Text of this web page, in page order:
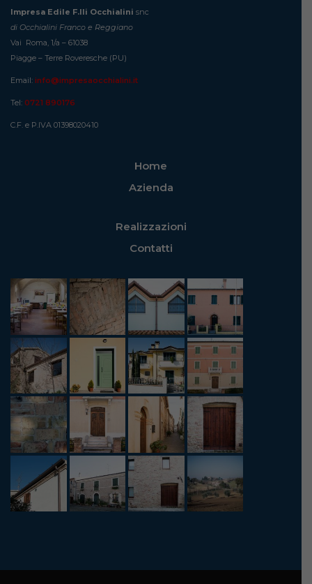
Impresa Edile F.lli Occhialini snc
di Occhialini Franco e Reggiano
Vai Roma, 1/a – 61038
Piagge – Terre Roveresche (PU)
Email: info@impresaocchialini.it
Tel: 0721 890176
C.F. e P.IVA 01398020410
Home
Azienda
Realizzazioni
Contatti